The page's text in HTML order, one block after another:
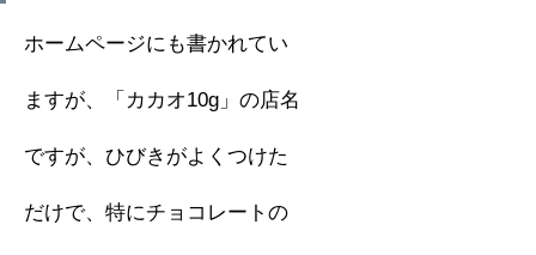
ホームページにも書かれてい
ますが、「カカオ10g」の店名
ですが、ひびきがよくつけた
だけで、特にチョコレートの